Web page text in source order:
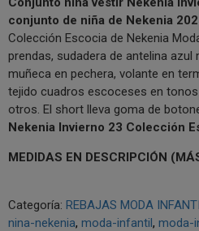
conjunto de niña de Nekenia
Colección Escocia de Nekenia
prendas, sudadera de antelina
muñeca en pechera, volante en
tejido cuadros escoceses en
otros. El short lleva goma de
Nekenia Invierno 23 Colección
MEDIDAS EN DESCRIPCIÓN
Categoría: REBAJAS MODA
nina-nekenia moda-infantil moda-